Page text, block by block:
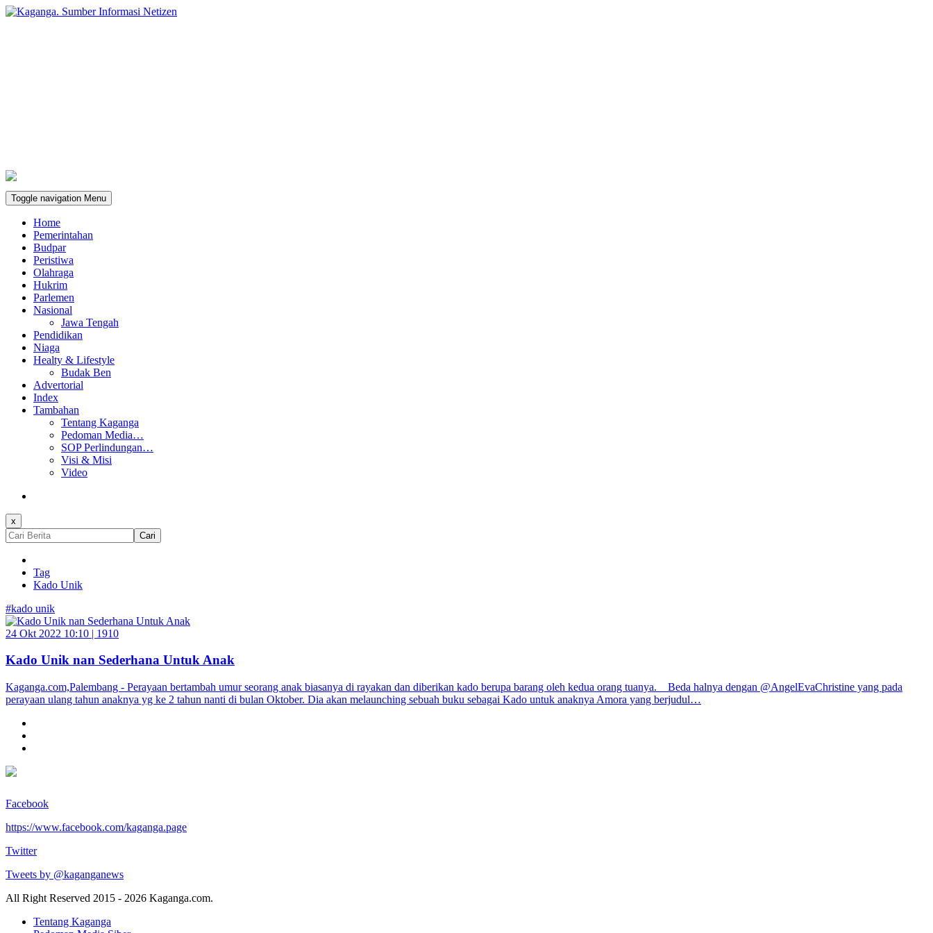
Toggle navigation Menu
Home
Pemerintahan
Budpar
Peristiwa
Olahraga
Hukrim
Parlemen
Nasional
Jawa Tengah
Pendidikan
Niaga
Healty & Lifestyle
Budak Ben
Advertorial
Index
Tambahan
Tentang Kaganga
Pedoman Media…
SOP Perlindungan…
Visi & Misi
Video
x
Cari
Tag
Kado Unik
#kado unik
24 Okt 2022 10:10 | 1910
Kado Unik nan Sederhana Untuk Anak
Kaganga.com,Palembang - Perayaan bertambah umur seorang anak biasanya di rayakan dan diberikan kado berupa barang oleh kedua orang tuanya. Beda halnya dengan @AngelEvaChristine yang pada
perayaan ulang tahun anaknya yg ke 2 tahun nanti di bulan Oktober. Dia akan melaunching sebuah buku sebagai Kado untuk anaknya Amora yang berjudul…
Facebook
https://www.facebook.com/kaganga.page
Twitter
Tweets by @kaganganews
All Right Reserved 2015 - 2026 Kaganga.com.
Tentang Kaganga